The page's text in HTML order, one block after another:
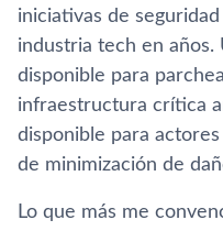
iniciativas de
industria tech en años.
disponible para
infraestructura crítica
disponible para
de minimización de
Lo que más me